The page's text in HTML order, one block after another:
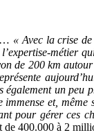
« Avec la crise
métier
de 200 km
un peu
et,
pour gérer ces
de 400.000 à 2